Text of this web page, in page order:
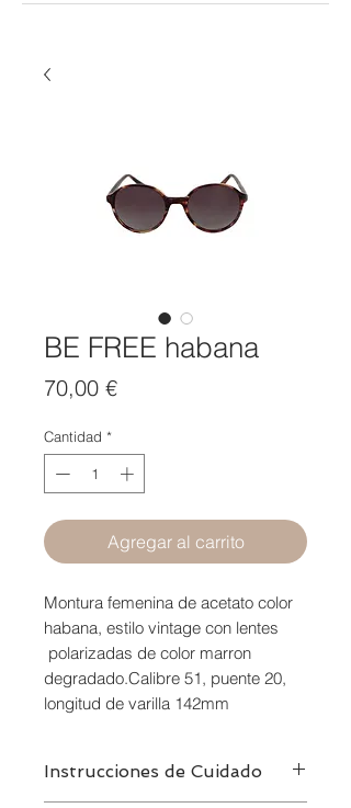
BE FREE habana
70,00 €Precio
Cantidad *
Agregar al carrito
Montura femenina de acetato color
habana, estilo vintage con lentes
polarizadas de color marron
degradado.Calibre 51, puente 20,
longitud de varilla 142mm
Instrucciones de Cuidado